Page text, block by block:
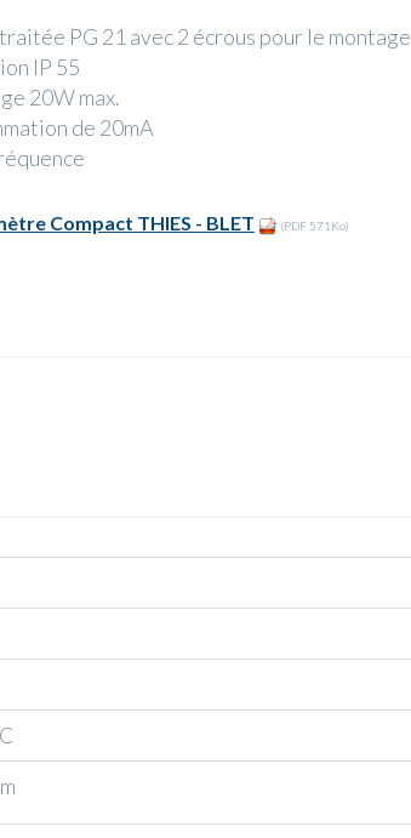
PG 21 avec 2 écrous pour le montage
IP 55
20W max.
de 20mA
Compact THIES - BLET (PDF 571Ko)